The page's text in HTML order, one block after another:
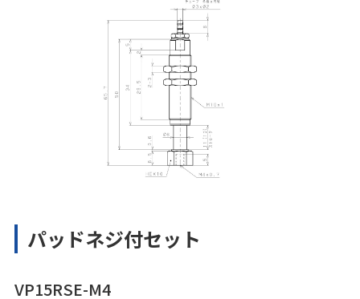
パッドネジ付セット
VP15RSE-M4